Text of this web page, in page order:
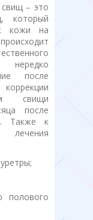
– это
который
кожи на
нередко
после
свищи
после
Также к
лечения
полового